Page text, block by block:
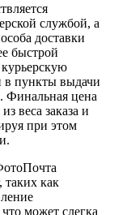
службой, а
доставки
быстрой
курьерскую
в пункты выдачи
Финальная цена
веса заказа и
при этом
таких как
может слегка